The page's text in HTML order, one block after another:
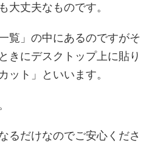
大丈夫なものです。
覧」の中にあるのですがそ
きにデスクトップ上に貼り
ット」といいます。
るだけなのでご安心くださ